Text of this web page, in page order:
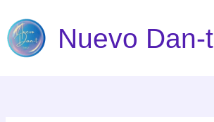
contenido
Nuevo Dan-t